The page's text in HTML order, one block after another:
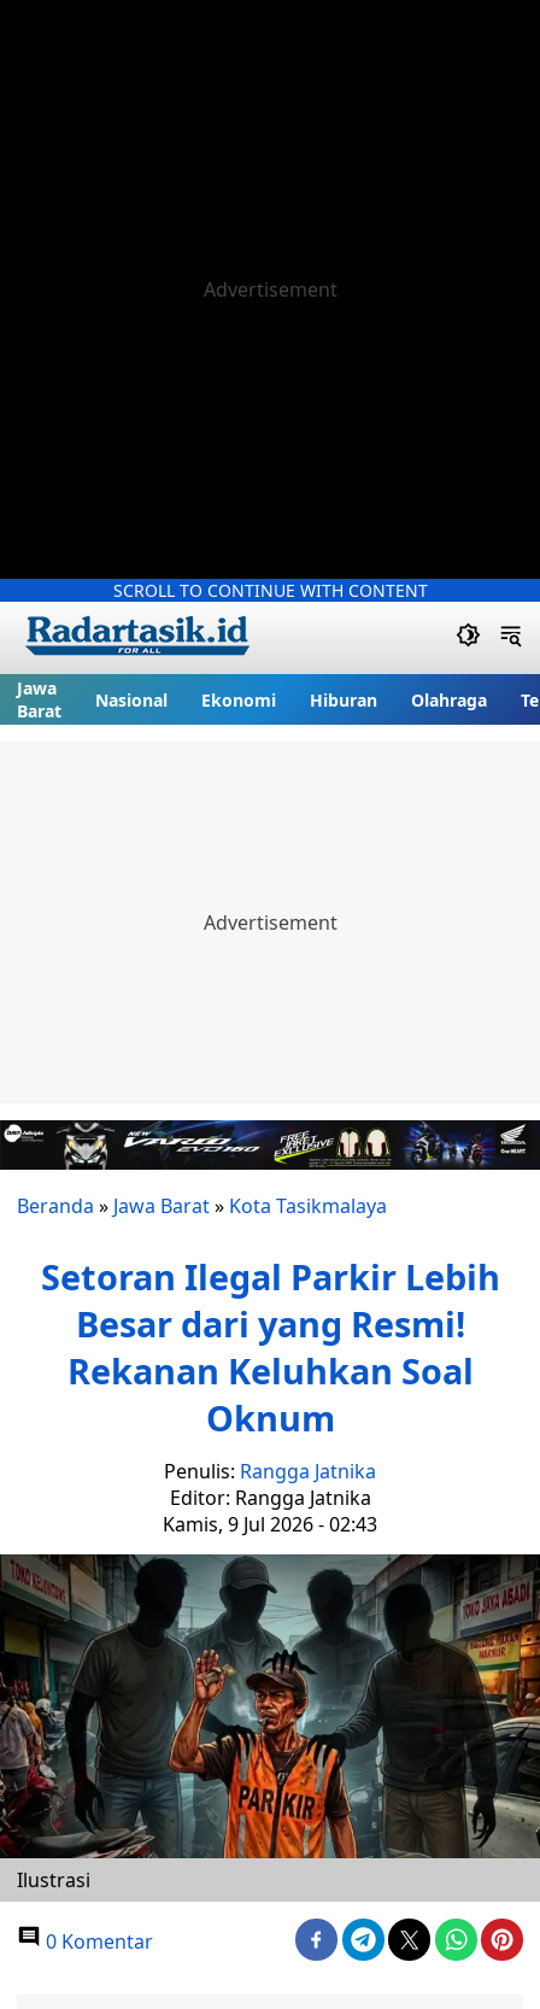
SCROLL TO CONTINUE WITH CONTENT
Jawa
Barat
Nasional Ekonomi Hiburan Olahraga
Beranda » Jawa Barat» Kota Tasikmalaya
Setoran Ilegal Parkir Lebih
Besar dari yang Resmi!
Rekanan Keluhkan Soal
Oknum
Penulis: Rangga Jatnika
Editor: Rangga Jatnika
Kamis, 9 Jul 2026 - 02:43
Ilustrasi
0 Komentar